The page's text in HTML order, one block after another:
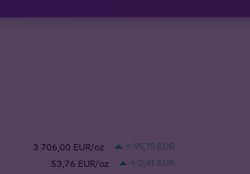
3 706,00 EUR/oz + 95,75 EUR
53,76 EUR/oz + 0,41 EUR